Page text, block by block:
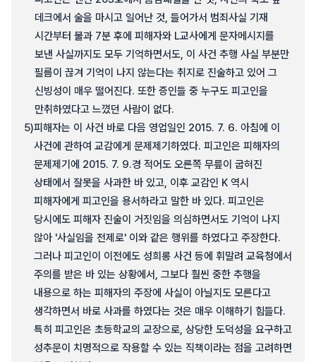
데크에서 술을 마시고 일어난 것, 들어가서 범죄사실 기재
시간부터 불과 7분 후에 피해자와 L교사에게 문자메시지를
보낸 사실까지도 모두 기억하면서도, 이 사건 추행 사실 부분만
필름이 끊겨 기억이 나지 않는다는 취지로 진술하고 있어 그
신빙성이 매우 떨어진다. 또한 증인들 중 누구도 피고인을
만취하였다고 느꼈던 사람이 없다.
5)피해자는 이 사건 바로 다음 영업일인 2015. 7. 6. 아침에 이
사건에 관하여 교감에게 문제제기하였다. 피고인은 피해자의
문제제기에 2015. 7. 9.경 적어도 오른쪽 무릎이 굽혀진
상태에서 잘못을 사과한 바 있고, 이후 교감인 K 역시
피해자에게 피고인을 용서하라고 말한 바 있다. 피고인은
당시에도 피해자 진술이 거짓임을 의심하면서도 기억이 나지
않아 '사실임을 전제로' 이와 같은 행위를 하였다고 주장한다.
그러나 피고인이 이전에도 성희롱 사건 등에 휘말려 교육청에서
주의를 받은 바 있는 상황에서, 그보다 훨씬 중한 추행을
내용으로 하는 피해자의 주장에 사실이 아닐지도 모른다고
생각하면서 바로 사과를 하였다는 것은 매우 이해하기 힘들다.
특히 피고인은 초등학교의 교장으로, 상당한 도덕성을 요구하고
성추문이 치명적으로 작용할 수 있는 직책이라는 점을 고려하면